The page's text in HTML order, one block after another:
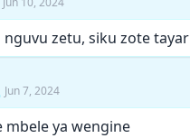
zetu, siku zote
Jun 7, 2024
mbele ya wengine